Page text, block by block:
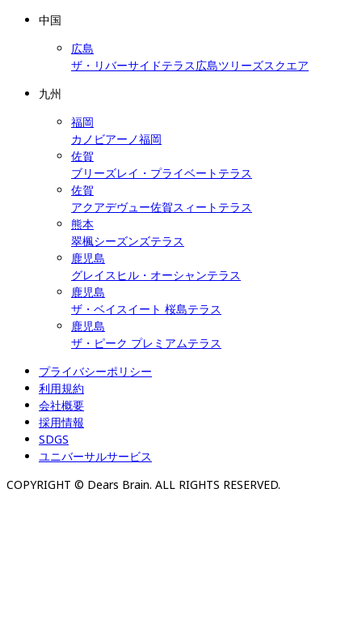
中国
広島
ザ・リバーサイドテラス広島ツリーズスクエア
九州
福岡
カノビアーノ福岡
佐賀
ブリーズレイ・プライベートテラス
佐賀
アクアデヴュー佐賀スィートテラス
熊本
翠楓シーズンズテラス
鹿児島
グレイスヒル・オーシャンテラス
鹿児島
ザ・ベイスイート 桜島テラス
鹿児島
ザ・ピーク プレミアムテラス
プライバシーポリシー
利用規約
会社概要
採用情報
SDGS
ユニバーサルサービス
COPYRIGHT © Dears Brain. ALL RIGHTS RESERVED.